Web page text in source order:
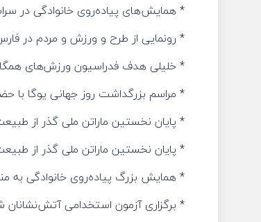
* همایش‌های پیاده‌روی خانوادگی در
* رونمایی از طرح و ورزش و مردم در
* خلیلی هدف فدراسیون ورزش‌های
* مراسم بزرگداشت روز جهانی یوگا
* پایان نخستین ماراتن ملی گذر از
* پایان نخستین ماراتن ملی گذر از
* همایش بزرگ پیاده‌روی خانوادگی به
* برگزاری آزمون استخدامی آتش‌نشانان شهر تهران با حضور ۱۶۰۰ شرکت‌کننده